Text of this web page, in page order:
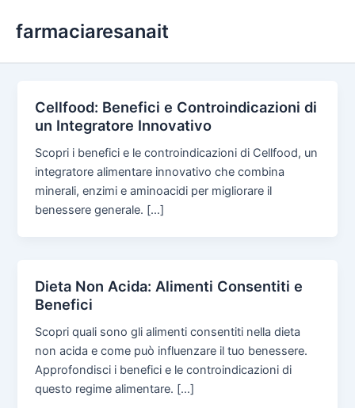
farmaciaresanait
Cellfood: Benefici e Controindicazioni di
un Integratore Innovativo
Scopri i benefici e le controindicazioni di Cellfood, un
integratore alimentare innovativo che combina
minerali, enzimi e aminoacidi per migliorare il
benessere generale. […]
Dieta Non Acida: Alimenti Consentiti e
Benefici
Scopri quali sono gli alimenti consentiti nella dieta
non acida e come può influenzare il tuo benessere.
Approfondisci i benefici e le controindicazioni di
questo regime alimentare. […]